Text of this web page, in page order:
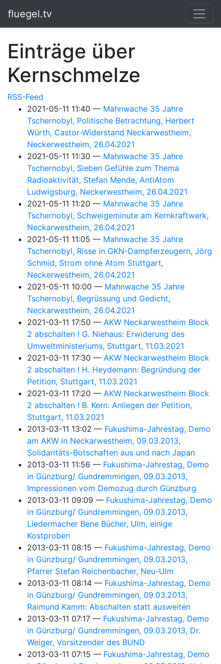
fluegel.tv
Einträge über
Kernschmelze
RSS-Feed
2021-05-11 11:40
Mahnwache 35 Jahre
Tschernobyl, Politische Betrachtung, Herbert
Würth, Castor-Widerstand Neckarwestheim,
Neckerwestheim, 26.04.2021
2021-05-11 11:30
Mahnwache 35 Jahre
Tschernobyl, Sieben Gefühle zum Thema
Radioaktivität, Stefan Mende, AntiAtom
Ludwigsburg, Neckerwestheim, 26.04.2021
2021-05-11 11:20
Mahnwache 35 Jahre
Tschernobyl, Schweigeminute am Kernkraftwerk,
Neckarwestheim, 26.04.2021
2021-05-11 11:05
Mahnwache 35 Jahre
Tschernobyl, Risse in GKN-Dampferzeugern, Jörg
Schmid, Strom ohne Atom Stuttgart,
Neckerwestheim, 26.04.2021
2021-05-11 10:00
Mahnwache 35 Jahre
Tschernobyl, Begrüssung und Gedicht,
Neckarwestheim, 26.04.2021
2021-03-11 17:50
AKW Neckarwestheim Block
2 abschalten ! G. Niehaus: Erwiderung des
Umweltministeriums, Stuttgart, 11.03.2021
2021-03-11 17:30
AKW Neckarwestheim Block
2 abschalten ! H. Heydemann: Begründung der
Petition, Stuttgart, 11.03.2021
2021-03-11 17:20
AKW Neckarwestheim Block
2 abschalten ! B. Kern: Anliegen der Petition,
Stuttgart, 11.03.2021
2013-03-11 13:02
Fukushima-Jahrestag, Demo
am AKW in Neckarwestheim, 09.03.2013,
Solidaritäts-Botschaften aus und nach Japan
2013-03-11 11:56
Fukushima-Jahrestag, Demo
in Günzburg/ Gundremmingen, 09.03.2013,
Impressionen vom Demozug durch Günzburg
2013-03-11 09:09
Fukushima-Jahrestag, Demo
in Günzburg/ Gundremmingen, 09.03.2013,
Liedermacher Bene Bücher, Ulm, einige
Kostproben
2013-03-11 08:15
Fukushima-Jahrestag, Demo
in Günzburg/ Gundremmingen, 09.03.2013,
Pfarrer Stefan Reichenbacher, Neu-Ulm
2013-03-11 08:14
Fukushima-Jahrestag, Demo
in Günzburg/ Gundremmingen, 09.03.2013,
Raimund Kamm: Abschalten statt ausweiten
2013-03-11 07:17
Fukushima-Jahrestag, Demo
in Günzburg/ Gundremmingen, 09.03.2013, Dr.
Weiger, Vorsitzender des BUND
2013-03-11 07:15
Fukushima-Jahrestag, Demo